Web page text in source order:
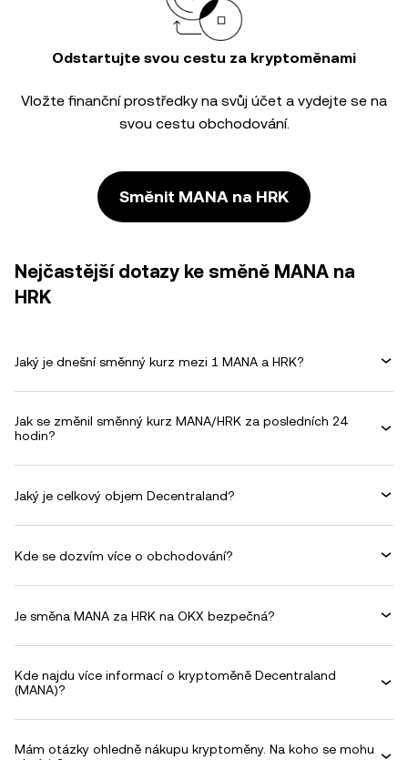
Odstartujte svou cestu za kryptoměnami
Vložte finanční prostředky na svůj účet a vydejte se na
svou cestu obchodování.
Směnit MANA na HRK
Nejčastější dotazy ke směně MANA na
HRK
Jaký je dnešní směnný kurz mezi 1 MANA a HRK?
Jak se změnil směnný kurz MANA/HRK za posledních 24
hodin?
Jaký je celkový objem Decentraland?
Kde se dozvím více o obchodování?
Je směna MANA za HRK na OKX bezpečná?
Kde najdu více informací o kryptoměně Decentraland
(MANA)?
Mám otázky ohledně nákupu kryptoměny. Na koho se mohu